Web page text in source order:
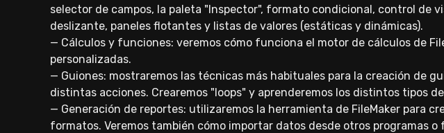
selector de campos, la paleta "Inspector", formato condicional, control de
deslizante, paneles flotantes y listas de valores (estáticas y dinámicas).
— Cálculos y funciones: veremos cómo funciona el motor de cálculos de
personalizadas.
— Guiones: mostraremos las técnicas más habituales para la creación de
distintas acciones. Crearemos "loops" y aprenderemos los distintos tipos
— Generación de reportes: utilizaremos la herramienta de FileMaker para
formatos. Veremos también cómo importar datos desde otros programas o